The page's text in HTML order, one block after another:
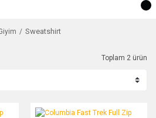
Sweatshirt
Toplam 2 ürün
Polar Columbia Fast Trek Full Zip Fleece